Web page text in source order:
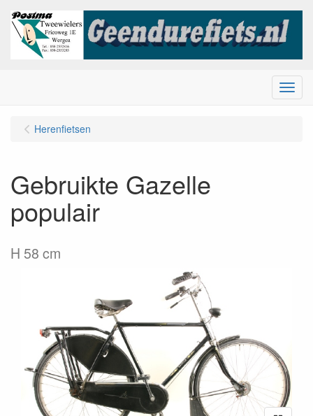
Menu
Herenfietsen
Gebruikte Gazelle
populair
H 58 cm